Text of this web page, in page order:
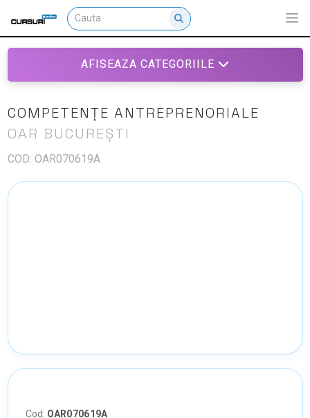
AFISEAZA CATEGORIILE
COMPETENȚE ANTREPRENORIALE
OAR BUCUREȘTI
COD: OAR070619A
Cod: OAR070619A